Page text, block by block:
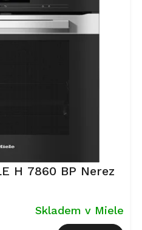
H 7860 BP Nerez
Skladem v Miele